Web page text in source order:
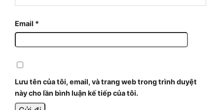
Email *
Lưu tên của tôi, email, và trang web trong trình duyệt
này cho lần bình luận kế tiếp của tôi.